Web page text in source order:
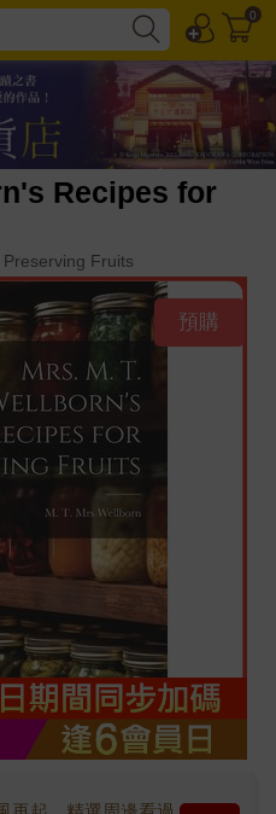
0
Recipes for
Fruits
預購